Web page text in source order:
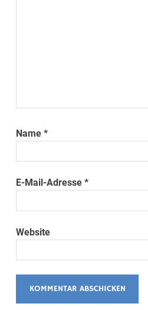
Name*
E-Mail-Adresse*
Website